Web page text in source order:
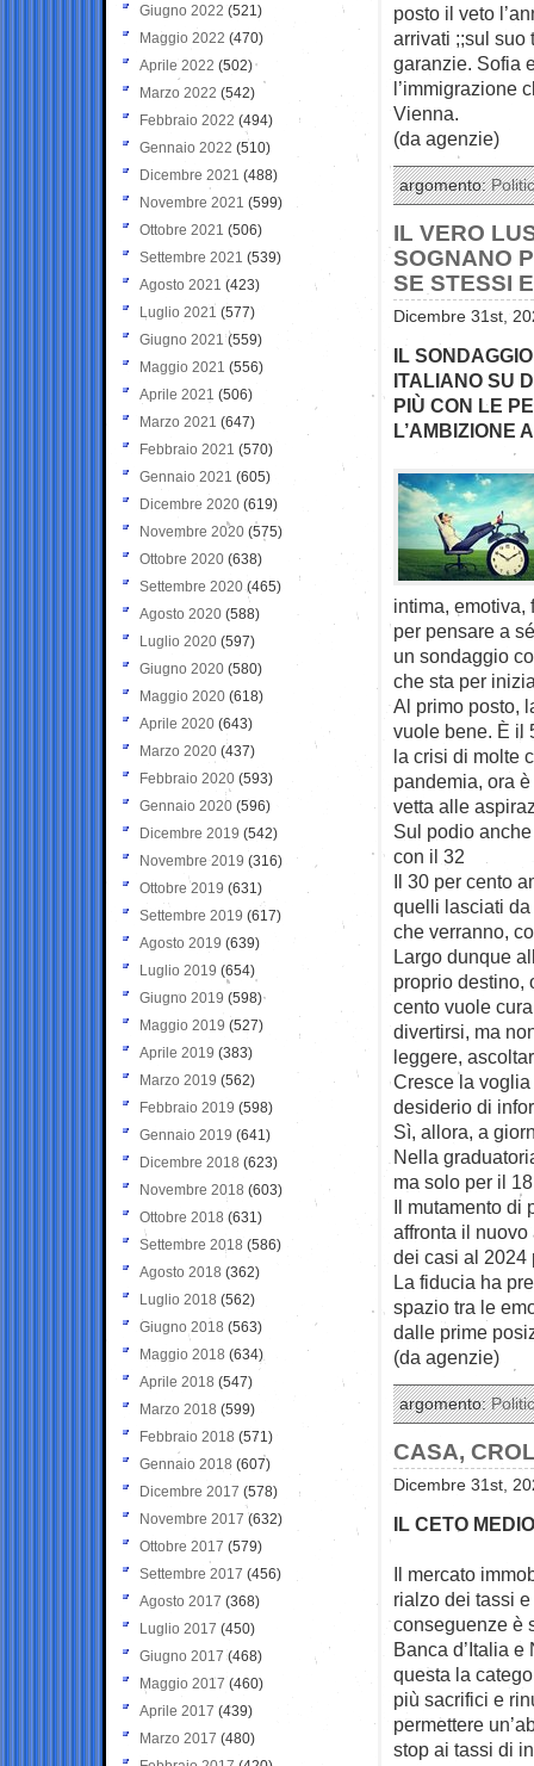
posto il veto
arrivati ;;sul suo
garanzie. Sofia
l’immigrazione
Vienna.
(da agenzie)
argomento:
IL VERO
SOGNANO
SE STESSI
Dicembre 31st,
IL
ITALIANO SU
PIÙ CON LE
L’AMBIZIONE
intima, emotiva,
per pensare a
un sondaggio
che sta per
Al primo posto,
vuole bene. È il
la crisi di molte
pandemia, ora
vetta alle
Sul podio
con il 32
Il 30 per cento
quelli lasciati da
che verranno,
Largo dunque
proprio destino,
cento vuole
divertirsi, ma
leggere,
Cresce la
desiderio di
Sì, allora, a
Nella
ma solo per il
Il mutamento di
affronta il
dei casi al 2024
La fiducia ha
spazio tra le
dalle prime
(da agenzie)
argomento:
CASA,
Dicembre 31st,
IL CETO
Il mercato
rialzo dei tassi
conseguenze è
Banca d’Italia
questa la
più sacrifici e
permettere
stop ai tassi di
Giugno 2022 (521)
Maggio 2022 (470)
Aprile 2022 (502)
Marzo 2022 (542)
Febbraio 2022 (494)
Gennaio 2022 (510)
Dicembre 2021 (488)
Novembre 2021 (599)
Ottobre 2021 (506)
Settembre 2021 (539)
Agosto 2021 (423)
Luglio 2021 (577)
Giugno 2021(559)
Maggio 2021 (556)
Aprile 2021 (506)
Marzo 2021 (647)
Febbraio 2021 (570)
Gennaio 2021 (605)
Dicembre 2020 (619)
Novembre 2020 (575)
Ottobre 2020 (638)
Settembre 2020(465)
Agosto 2020 (588)
Luglio 2020 (597)
Giugno 2020 (580)
Maggio 2020 (618)
Aprile 2020 (643)
Marzo 2020 (437)
Febbraio 2020 (593)
Gennaio 2020 (596)
Dicembre 2019 (542)
Novembre 2019 (316)
Ottobre 2019 (631)
Settembre 2019 (617)
Agosto 2019 (639)
Luglio 2019 (654)
Giugno 2019 (598)
Maggio 2019 (527)
Aprile 2019 (383)
Marzo 2019 (562)
Febbraio 2019 (598)
Gennaio 2019 (641)
Dicembre 2018 (623)
Novembre 2018 (603)
Ottobre 2018 (631)
Settembre 2018 (586)
Agosto 2018 (362)
Luglio 2018 (562)
Giugno 2018 (563)
Maggio 2018 (634)
Aprile 2018 (547)
Marzo 2018 (599)
Febbraio 2018 (571)
Gennaio 2018 (607)
Dicembre 2017 (578)
Novembre 2017 (632)
Ottobre 2017 (579)
Settembre 2017 (456)
Agosto 2017 (368)
Luglio 2017 (450)
Giugno 2017 (468)
Maggio 2017 (460)
Aprile 2017 (439)
Marzo 2017 (480)